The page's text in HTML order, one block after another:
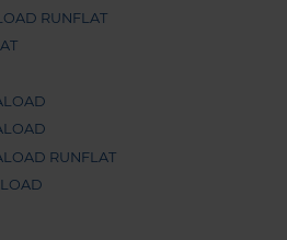
RUNFLAT
RUNFLAT